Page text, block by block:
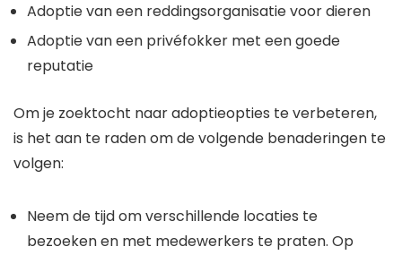
Adoptie van een reddingsorganisatie voor dieren
Adoptie van een privéfokker met een goede
reputatie
Om je zoektocht naar adoptieopties te verbeteren,
is het aan te raden om de volgende benaderingen te
volgen:
Neem de tijd om verschillende locaties te
bezoeken en met medewerkers te praten. Op